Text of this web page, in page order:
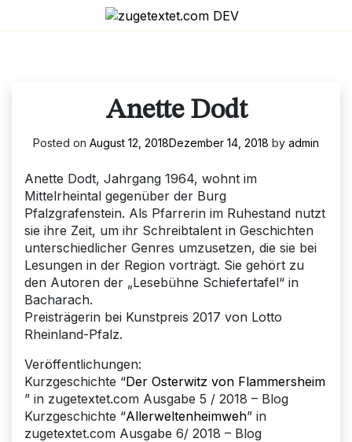
Anette Dodt
Posted on August 12, 2018Dezember 14, 2018 by admin
Anette Dodt, Jahrgang 1964, wohnt im
Mittelrheintal gegenüber der Burg
Pfalzgrafenstein. Als Pfarrerin im Ruhestand nutzt
sie ihre Zeit, um ihr Schreibtalent in Geschichten
unterschiedlicher Genres umzusetzen, die sie bei
Lesungen in der Region vorträgt. Sie gehört zu
den Autoren der „Lesebühne Schiefertafel“ in
Bacharach.
Preisträgerin bei Kunstpreis 2017 von Lotto
Rheinland-Pfalz.
Veröffentlichungen:
Kurzgeschichte “Der Osterwitz von Flammersheim
” in zugetextet.com Ausgabe 5 / 2018 – Blog
Kurzgeschichte “Allerweltenheimweh” in
zugetextet.com Ausgabe 6/ 2018 – Blog